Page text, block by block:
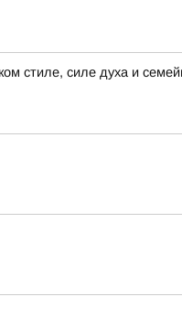
стиле, силе духа и